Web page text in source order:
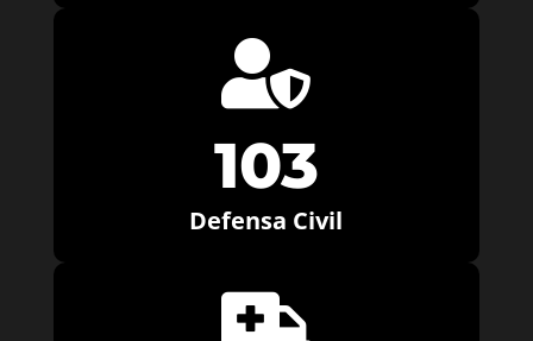

103
Defensa Civil